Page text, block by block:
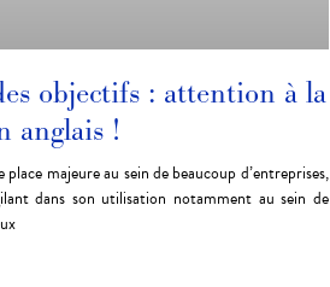
objectifs : attention à la
anglais !
place majeure au sein de beaucoup d’entreprises,
dans son utilisation notamment au sein de